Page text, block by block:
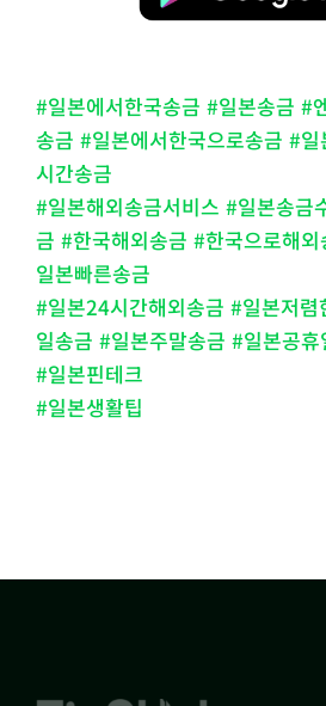
#일본에서한국송금 #일본송금 #
송금 #일본에서한국으로송금 #
시간송금
#일본해외송금서비스 #일본송금
금 #한국해외송금 #한국으로해
일본빠른송금
#일본24시간해외송금 #일본저
일송금 #일본주말송금 #일본공
#일본핀테크
#일본생활팁